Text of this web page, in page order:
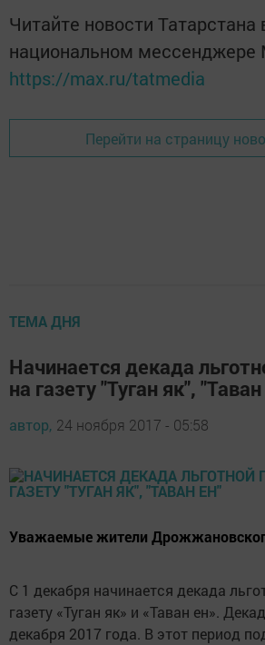
Читайте новости Татарстана
национальном мессенджере
https://max.ru/tatmedia
Перейти на страницу
ТЕМА ДНЯ
Начинается декада
на газету "Туган як",
автор, 24 ноября 2017 - 05:58
Уважаемые жители
С 1 декабря начинается декада
газету «Туган як» и «Таван ен».
декабря 2017 года. В этот период